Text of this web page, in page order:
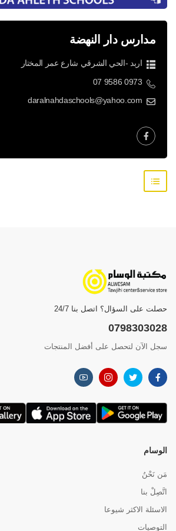
مدارس دار النهضة
اربد -الحي الشرقي شارع عمر المختار
07 9586 0973
daralnahdaschools@yahoo.com
حصلت على السؤال؟ اتصل بنا 24/7
0798303028
سجل الآن لتحصل على أفضل المنتجات
الوسام
مَن نَحْنُ
اتَّصِلْ بنا
الاسئلة الاكثر شيوعا
التوصيات